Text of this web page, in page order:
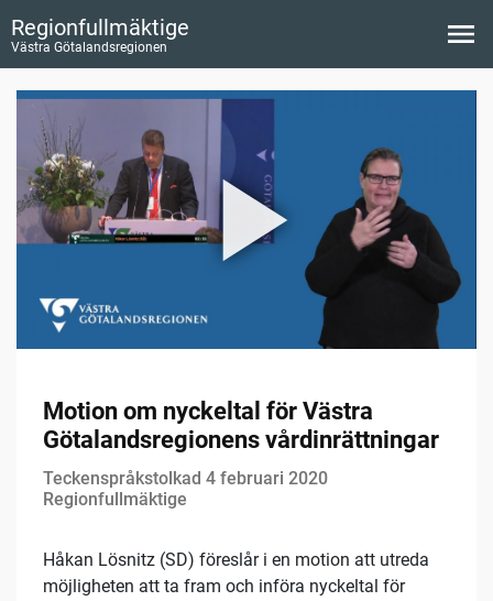
Regionfullmäktige
Västra Götalandsregionen
Motion om nyckeltal för Västra
Götalandsregionens vårdinrättningar
Teckenspråkstolkad 4 februari 2020
Regionfullmäktige
Håkan Lösnitz (SD) föreslår i en motion att utreda
möjligheten att ta fram och införa nyckeltal för